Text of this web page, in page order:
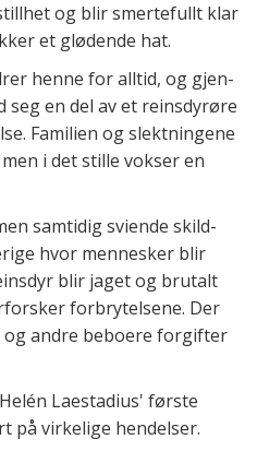
og blir smerte­fullt klar
et glød­ende hat.
henne for all­tid, og gjen­
en del av et reins­dyr­øre
Fami­lien og slekt­ning­ene
i det stille vokser en
sam­tid­ig svi­ende skild­
hvor men­nes­ker blir
blir jaget og bru­talt
for­bryt­els­ene. Der
andre beboere for­gifter
Laestadius' første
på virke­lige hend­elser.